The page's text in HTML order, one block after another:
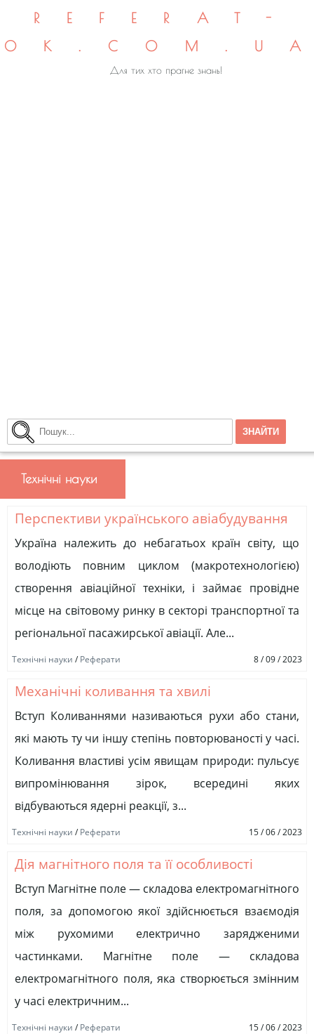
REFERAT-
Для тих хто прагне знань!
Технічні науки
Перспективи українського авіабудування
Україна належить до небагатьох країн світу, що
володіють повним циклом (макротехнологією)
створення авіаційної техніки, і займає провідне
місце на світовому ринку в секторі транспортної та
регіональної пасажирської авіації. Але...
Технічні науки /Реферати 8 / 09 / 2023
Механічні коливання та хвилі
Вступ Коливаннями називаються рухи або стани,
які мають ту чи іншу степінь повторюваності у часі.
Коливання властиві усім явищам природи: пульсує
випромінювання зірок, всередині яких
відбуваються ядерні реакції, з...
Технічні науки /Реферати 15 / 06 / 2023
Дія магнітного поля та її особливості
Вступ Магнітне поле — складова електромагнітного
поля, за допомогою якої здійснюється взаємодія
між рухомими електрично зарядженими
частинками. Магнітне поле — складова
електромагнітного поля, яка створюється змінним
у часі електричним...
Технічні науки /Реферати 15 / 06 / 2023